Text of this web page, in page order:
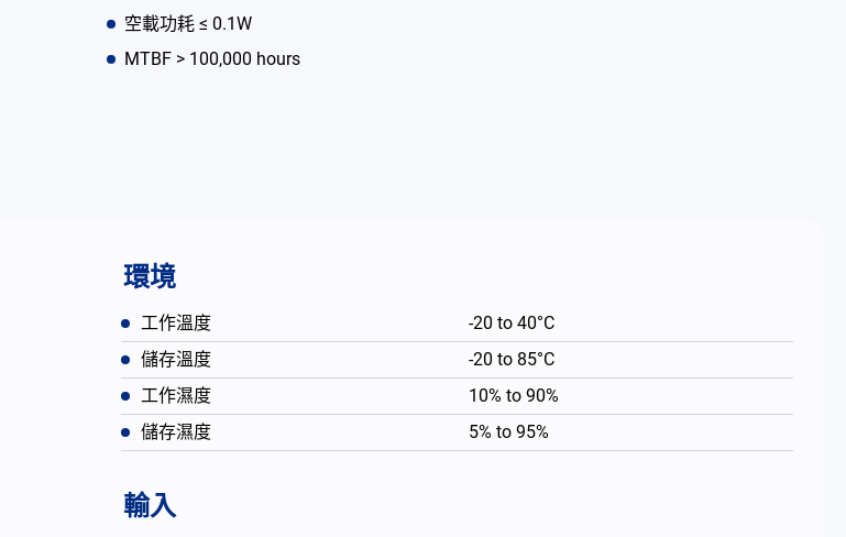
空載功耗 ≤ 0.1W
MTBF > 100,000 hours
環境
工作溫度
-20 to 40°C
儲存溫度
-20 to 85°C
工作濕度
10% to 90%
儲存濕度
5% to 95%
輸入